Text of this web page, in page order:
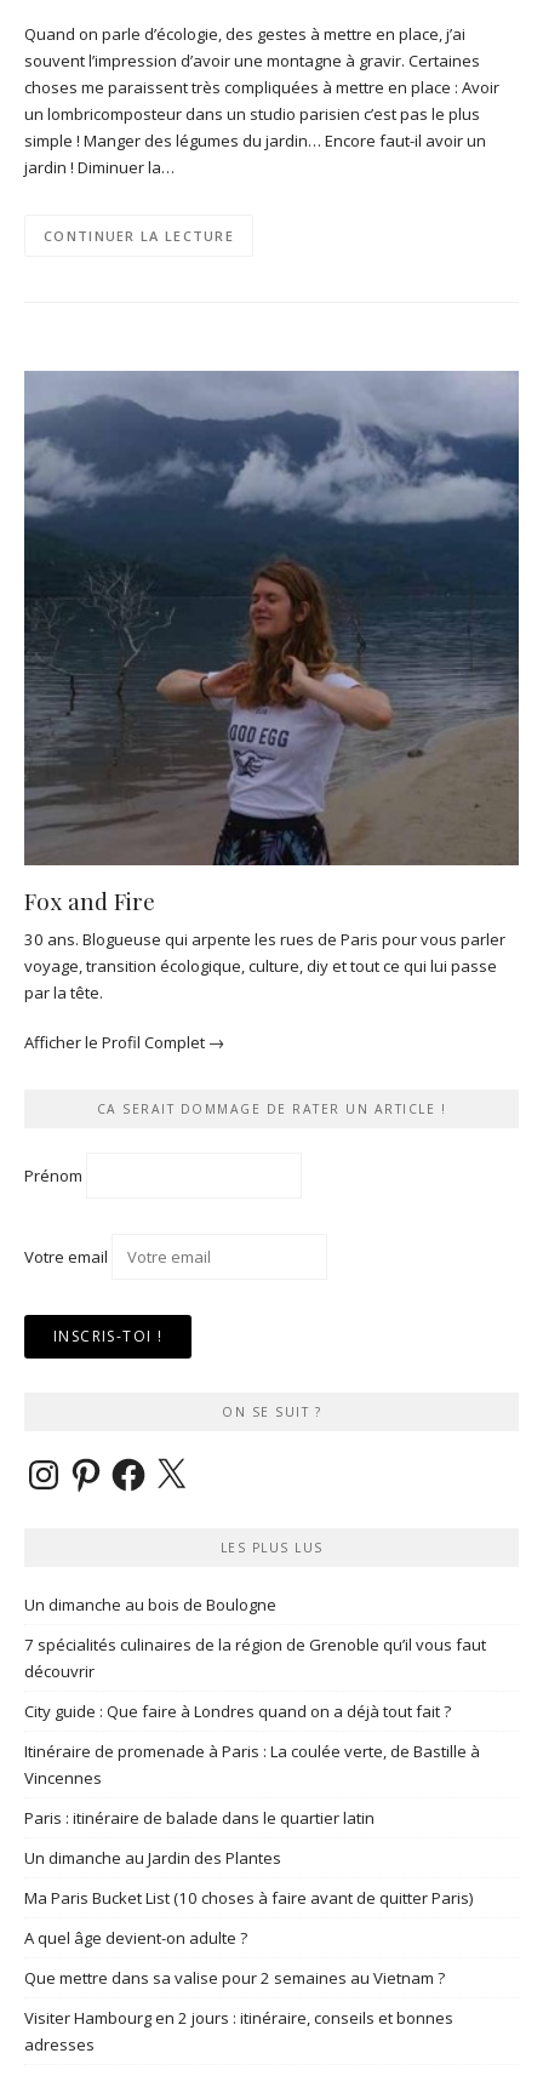
Quand on parle d’écologie, des gestes à mettre en place, j’ai
souvent l’impression d’avoir une montagne à gravir. Certaines
choses me paraissent très compliquées à mettre en place : Avoir
un lombricomposteur dans un studio parisien c’est pas le plus
simple ! Manger des légumes du jardin… Encore faut-il avoir un
jardin ! Diminuer la…
CONTINUER LA LECTURE
Fox and Fire
30 ans. Blogueuse qui arpente les rues de Paris pour vous parler
voyage, transition écologique, culture, diy et tout ce qui lui passe
par la tête.
Afficher le Profil Complet →
CA SERAIT DOMMAGE DE RATER UN ARTICLE !
Prénom
Votre email
ON SE SUIT ?
InstagramPinterestFacebook
X
LES PLUS LUS
Un dimanche au bois de Boulogne
7 spécialités culinaires de la région de Grenoble qu’il vous faut
découvrir
City guide : Que faire à Londres quand on a déjà tout fait ?
Itinéraire de promenade à Paris : La coulée verte, de Bastille à
Vincennes
Paris : itinéraire de balade dans le quartier latin
Un dimanche au Jardin des Plantes
Ma Paris Bucket List (10 choses à faire avant de quitter Paris)
A quel âge devient-on adulte ?
Que mettre dans sa valise pour 2 semaines au Vietnam ?
Visiter Hambourg en 2 jours : itinéraire, conseils et bonnes
adresses